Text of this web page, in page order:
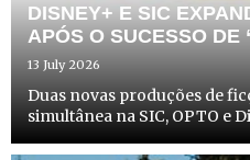
DISNEY+ E SIC
APÓS O SUCESSO DE
13 July 2026
Duas novas produções de
simultânea na SIC, OPTO e